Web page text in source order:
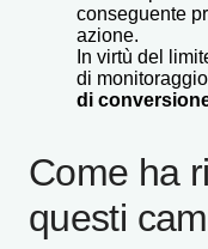
conseguente
azione.
In virtù del
di
di
Come ha
questi